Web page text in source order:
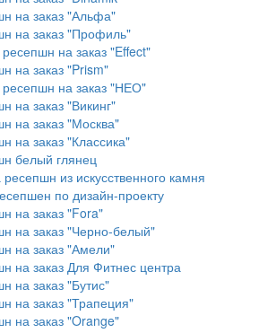
на заказ "Альфа"
на заказ "Профиль"
ресепшн на заказ "Effect"
на заказ "Prism"
ресепшн на заказ "НЕО"
на заказ "Викинг"
на заказ "Москва"
на заказ "Классика"
белый глянец
ресепшн из искусственного камня
по дизайн-проекту
на заказ "Fora"
на заказ "Черно-белый"
на заказ "Амели"
на заказ Для Фитнес центра
на заказ "Бутис"
на заказ "Трапеция"
на заказ "Orange"